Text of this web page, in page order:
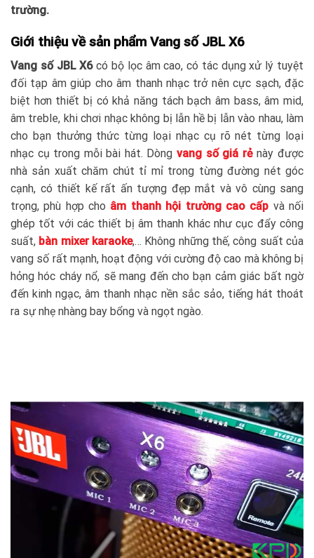
trường.
Giới thiệu về sản phẩm Vang số JBL X6
Vang số JBL X6có bộ lọc âm cao, có tác dụng xử lý tuyệt
đối tạp âm giúp cho âm thanh nhạc trở nên cực sạch, đặc
biệt hơn thiết bị có khả năng tách bạch âm bass, âm mid,
âm treble, khi chơi nhạc không bị lẫn hề bị lẫn vào nhau, làm
cho bạn thưởng thức từng loại nhạc cụ rõ nét từng loại
nhạc cụ trong mỗi bài hát. Dòngvang số giá rẻnày được
nhà sản xuất chăm chút tỉ mỉ trong từng đường nét góc
cạnh, có thiết kế rất ấn tượng đẹp mắt và vô cùng sang
trọng, phù hợp cho âm thanh hội trường cao cấp và nối
ghép tốt với các thiết bị âm thanh khác như cục đẩy công
suất, bàn mixer karaoke,… Không những thế, công suất của
vang số rất mạnh, hoạt động với cường độ cao mà không bị
hỏng hóc cháy nổ, sẽ mang đến cho bạn cảm giác bất ngờ
đến kinh ngạc, âm thanh nhạc nền sắc sảo, tiếng hát thoát
ra sự nhẹ nhàng bay bổng và ngọt ngào.